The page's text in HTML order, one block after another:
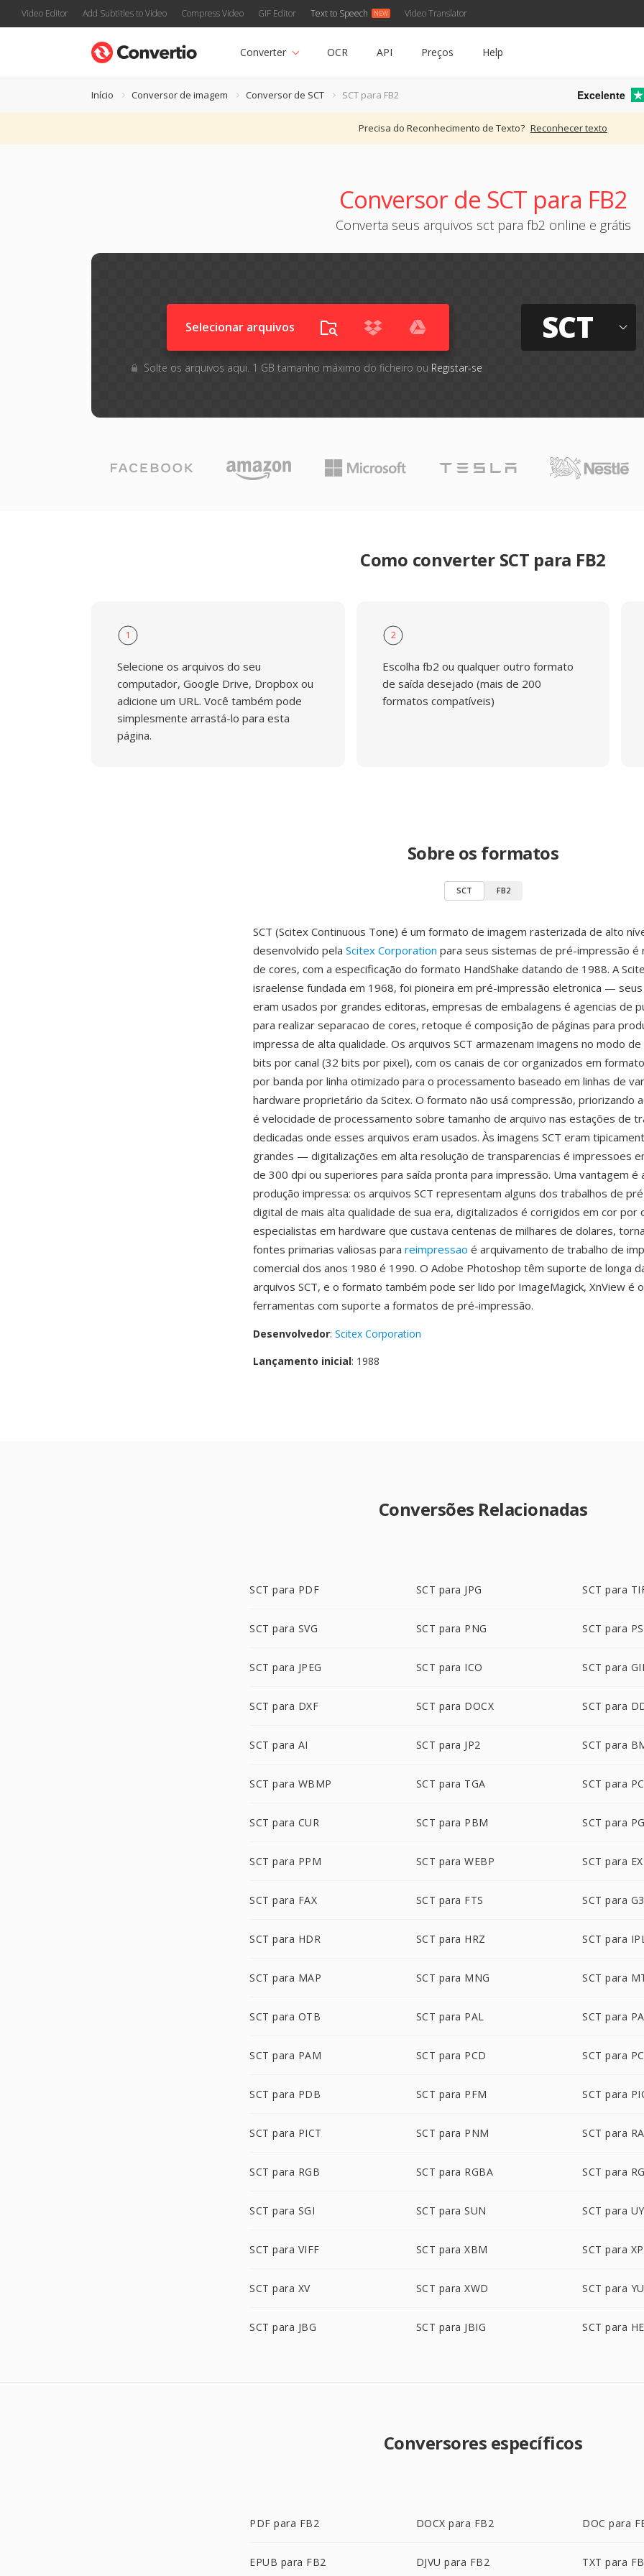
Video Editor Add Subtitles to Video Compress Video GIF Editor Text to Speech Video Translator
Converter OCR API Preços Help
Início Conversor de imagem Conversor de SCT SCT para FB2 Excelente
Precisa do Reconhecimento de Texto? Reconhecer texto
Conversor de SCT para FB2
Converta seus arquivos sct para fb2 online e grátis
Selecionar arquivos
Solte os arquivos aqui. 1 GB tamanho máximo do ficheiro ou Registar-se
SCT
Como converter SCT para FB2
1
Selecione os arquivos do seu
computador, Google Drive, Dropbox ou
adicione um URL. Você também pode
simplesmente arrastá-lo para esta
página.
2
Escolha fb2 ou qualquer outro formato
de saída desejado (mais de 200
formatos compatíveis)
Sobre os formatos
SCT FB2
SCT (Scitex Continuous Tone) é um formato de imagem rasterizada de alto
desenvolvido pela Scitex Corporation para seus sistemas de pré-impressão é
de cores, com a especificação do formato HandShake datando de 1988. A
israelense fundada em 1968, foi pioneira em pré-impressão eletronica —
eram usados por grandes editoras, empresas de embalagens é agencias de
para realizar separacao de cores, retoque é composição de páginas para
impressa de alta qualidade. Os arquivos SCT armazenam imagens no modo de
bits por canal (32 bits por pixel), com os canais de cor organizados em
por banda por linha otimizado para o processamento baseado em linhas de
hardware proprietário da Scitex. O formato não usá compressão, priorizando
é velocidade de processamento sobre tamanho de arquivo nas estações de
dedicadas onde esses arquivos eram usados. Às imagens SCT eram
grandes — digitalizações em alta resolução de transparencias é impressoes
de 300 dpi ou superiores para saída pronta para impressão. Uma vantagem é
produção impressa: os arquivos SCT representam alguns dos trabalhos de
digital de mais alta qualidade de sua era, digitalizados é corrigidos em cor por
especialistas em hardware que custava centenas de milhares de dolares,
fontes primarias valiosas para reimpressao é arquivamento de trabalho de
comercial dos anos 1980 é 1990. O Adobe Photoshop têm suporte de longa
arquivos SCT, e o formato também pode ser lido por ImageMagick, XnView é
ferramentas com suporte a formatos de pré-impressão.
Desenvolvedor: Scitex Corporation
Lançamento inicial: 1988
Conversões Relacionadas
SCT para PDF SCT para JPG SCT para
SCT para SVG SCT para PNG SCT para
SCT para JPEG SCT para ICO SCT para
SCT para DXF SCT para DOCX SCT para
SCT para AI SCT para JP2 SCT para
SCT para WBMP SCT para TGA SCT para
SCT para CUR SCT para PBM SCT para
SCT para PPM SCT para WEBP SCT para
SCT para FAX SCT para FTS SCT para G3
SCT para HDR SCT para HRZ SCT para
SCT para MAP SCT para MNG SCT para
SCT para OTB SCT para PAL SCT para
SCT para PAM SCT para PCD SCT para
SCT para PDB SCT para PFM SCT para
SCT para PICT SCT para PNM SCT para
SCT para RGB SCT para RGBA SCT para
SCT para SGI SCT para SUN SCT para
SCT para VIFF SCT para XBM SCT para
SCT para XV SCT para XWD SCT para
SCT para JBG SCT para JBIG SCT para
Conversores específicos
PDF para FB2 DOCX para FB2 DOC para
EPUB para FB2 DJVU para FB2 TXT para